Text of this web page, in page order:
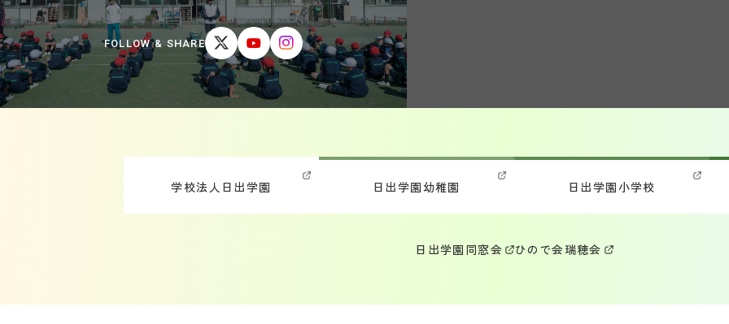
FOLLOW & SHARE
学校法人日出学園 日出学園幼稚園 日出学園小学校
日出学園同窓会 ひので会瑞穂会